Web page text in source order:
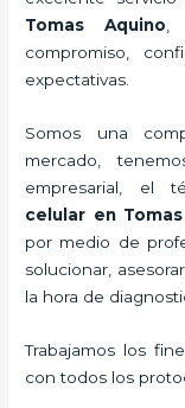
Tomas Aquino ,
compromiso,
expectativas.
Somos una
mercado,
empresarial, el
celular en
por medio de
solucionar,
la hora de
Trabajamos los
con todos los